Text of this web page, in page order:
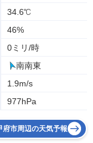
34.6℃
46%
0ミリ/時
南南東
1.9m/s
977hPa
府市周辺の天気予報